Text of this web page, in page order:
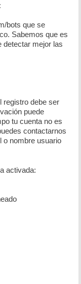
bots que se
Sabemos que es
detectar mejor las
registro debe ser
puede
tu cuenta no es
contactarnos
o nombre usuario
activada: